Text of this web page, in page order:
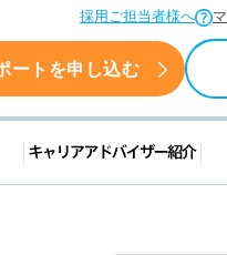
採用ご担当者様へ
ートを申し込む
転職支援情報 キ